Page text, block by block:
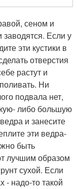
сеном и
Если у
эти кустики в
отверстия
растут и
Ни
подвала нет,
либо большую
и занесите
эти ведра-
быть
лучшим образом
сухой. Если
- надо-то такой